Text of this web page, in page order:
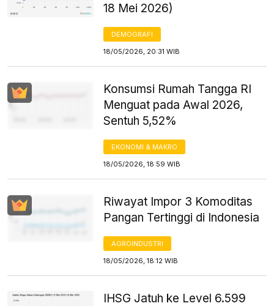
18 Mei 2026)
DEMOGRAFI
18/05/2026, 20:31 WIB
Konsumsi Rumah Tangga RI
Menguat pada Awal 2026,
Sentuh 5,52%
EKONOMI & MAKRO
18/05/2026, 18:59 WIB
Riwayat Impor 3 Komoditas
Pangan Tertinggi di Indonesia
AGROINDUSTRI
18/05/2026, 18:12 WIB
IHSG Jatuh ke Level 6.599